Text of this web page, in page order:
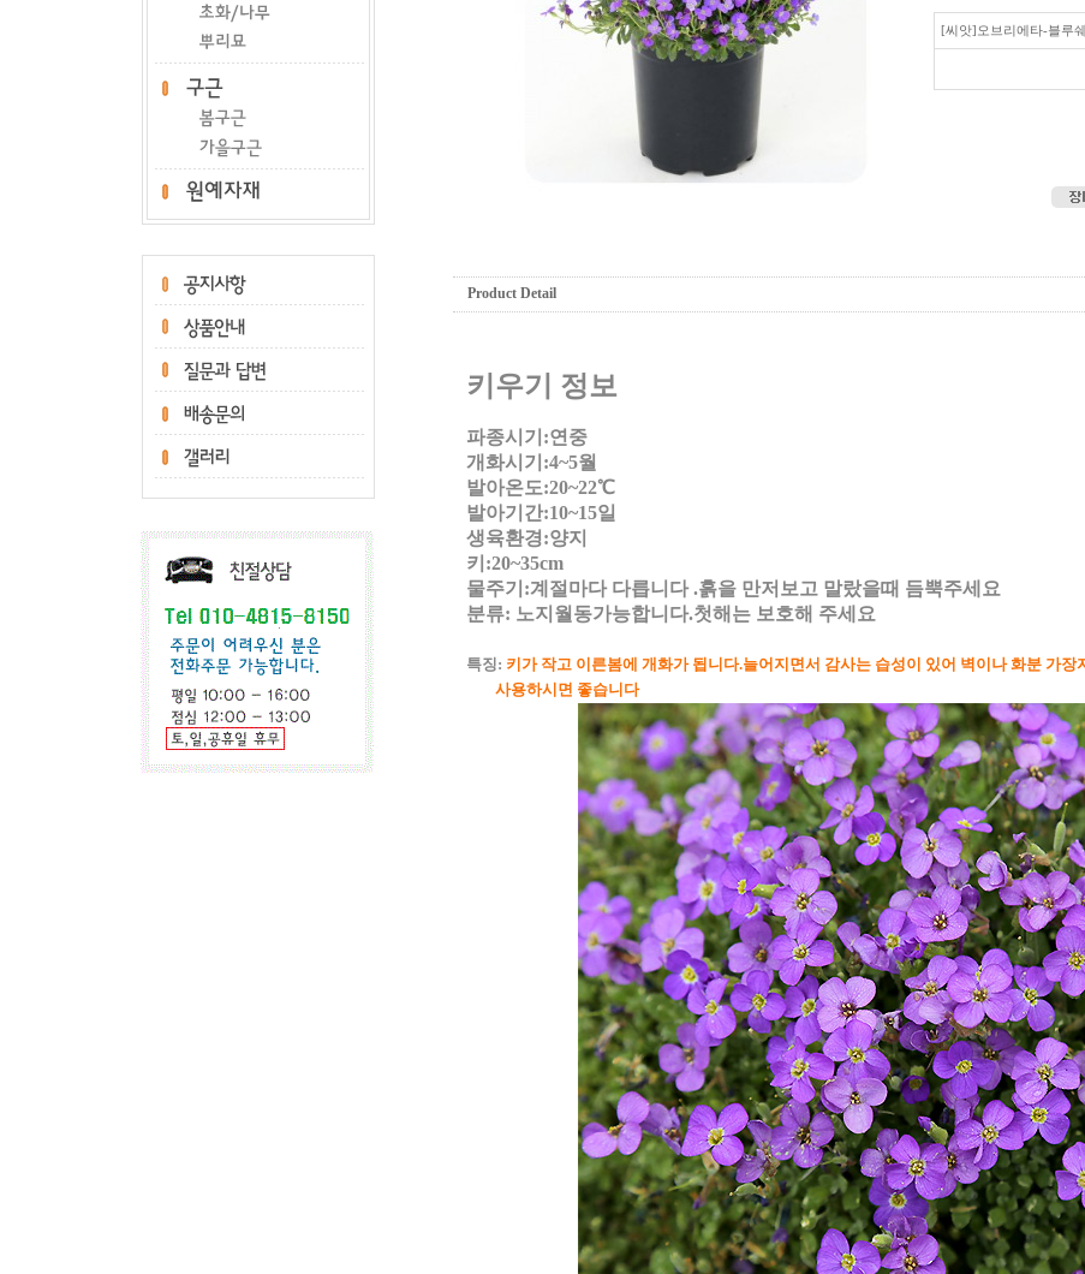
[씨앗]오브리에타-블루
Product Detail
키우기 정보
파종시기:연중
개화시기:4~5월
발아온도:20~22℃
발아기간:10~15일
생육환경:양지
키:20~35cm
물주기:계절마다 다릅니다 .흙을 만저보고 말랐을때 듬뿍주세요
분류: 노지월동가능합니다.첫해는 보호해 주세요
특징: 키가 작고 이른봄에 개화가 됩니다.늘어지면서 감사는 습성이 있어 벽이나 화분 가장
사용하시면 좋습니다